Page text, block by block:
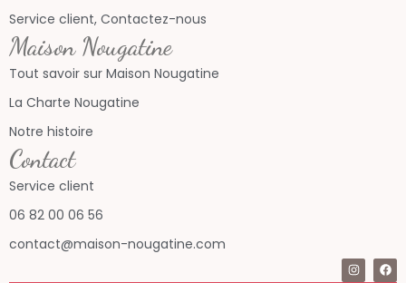
Service client, Contactez-nous
Maison Nougatine
Tout savoir sur Maison Nougatine
La Charte Nougatine
Notre histoire
Contact
Service client
06 82 00 06 56
contact@maison-nougatine.com